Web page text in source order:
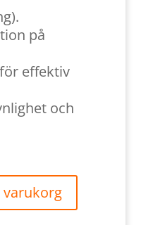
på
effektiv
och
varukorg